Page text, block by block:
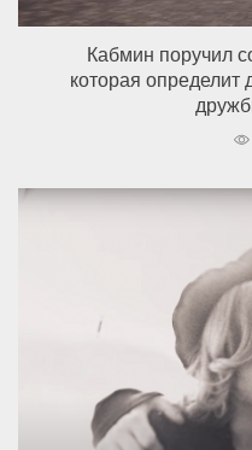
Кабмин поручил
которая определит